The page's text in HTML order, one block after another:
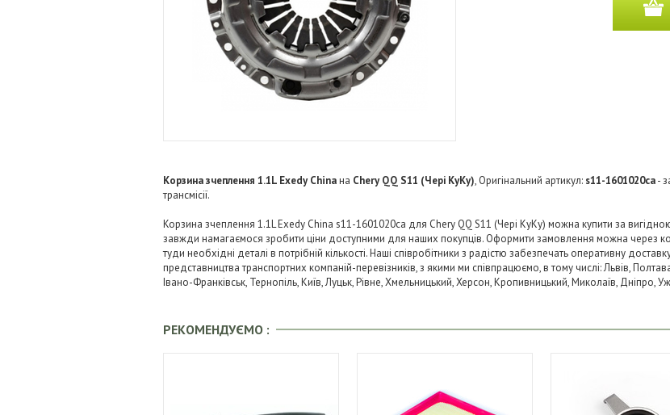
Корзина зчеплення 1.1L Exedy Chinaна Chery QQ S11 (Чері КуКу), Оригінальний артикул: s11-1601020ca-
трансмісії.
Корзина зчеплення 1.1L Exedy China s11-1601020ca для Chery QQ S11 (Чері КуКу) можна купити за
завжди намагаємося зробити ціни доступними для наших покупців. Оформити замовлення можна
туди необхідні деталі в потрібній кількості. Наші співробітники з радістю забезпечать оперативну
представництва транспортних компаній-перевізників, з якими ми співпрацюємо, в тому числі: Львів,
Івано-Франківськ, Тернопіль, Київ, Луцьк, Рівне, Хмельницький, Херсон, Кропивницький, Миколаїв, Дніпро,
РЕКОМЕНДУЄМО :